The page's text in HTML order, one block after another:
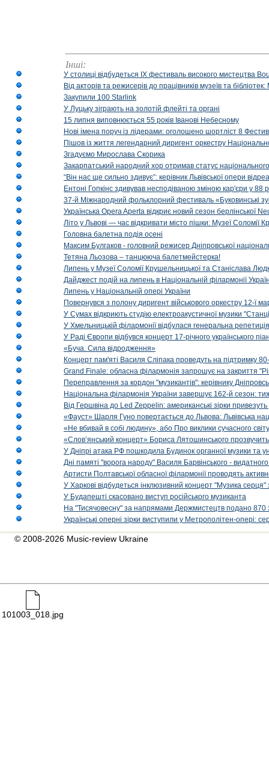
Інші:
У столиці відбудеться IX фестиваль високого мистецтва
Від акторів та режисерів до працівників музеїв та
Закупили 100 Starlink
У Луцьку зіграють на золотій флейті та органі
15 липня виповнюється 55 років Іванові Небесному
Нові імена поруч із лідерами: оголошено шортліст 8
Пішов із життя легендарний диригент оркестру
Згадуємо Мирослава Скорика
Закарпатський народний хор отримав статус національного
“Він нас ще сильно здивує”: керівник Львівської опери
Ентоні Гопкінс здивував несподіваною зміною кар'єри у 88
37-й Міжнародний фольклорний фестиваль «Буковинські
Українська Opera Aperta відкриє новий сезон берлінської
Літо у Львові — час відкривати місто пішки: Музеї Соломії
Головна балетна подія осені
Максим Булгаков - головний режисер Дніпровської
Тетяна Льозова – танцююча балетмейстерка!
Липень у Музеї Соломії Крушельницької та Станіслава
Дайджест подій на липень в Національній філармонії
Липень у Національній опері України
Повернувся з полону диригент військового оркестру 12-ї
У Сумах відкриють студію електроакустичної музики
У Хмельницькій філармонії відбулася генеральна
У Раді Європи відбувся концерт 17-річного українського
«Буча. Сила відродження»
Концерт пам'яті Василя Сліпака проведуть на підтримку
Grand Finale: обласна філармонія запрошує на закриття
Переправлення за кордон "музикантів": керівнику
Національна філармонія України завершує 162-й сезон:
Від Гершвіна до Led Zeppelin: американські зірки
«Фауст» Шарля Гуно повертається до Львова: Львівська
«Не вбивай в собі людину», або Про виклики сучасного світу
«Слов’янський концерт» Бориса Лятошинського
У Дніпрі атака РФ пошкодила Будинок органної музики та
Дні памяті "ворога народу" Василя Барвінського -
Артисти Полтавської обласної філармонії проводять
У Харкові відбудеться інклюзивний концерт "Музика
У Будапешті скасовано виступ російського музиканта
На "Тисячовесну" за напрямами Держмистецтв подано 870
Українські оперні зірки виступили у Метрополітен-опері:
© 2008-2026 Music-review Ukraine
101003_018.jpg